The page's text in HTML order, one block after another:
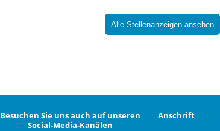
Alle Stellenanzeigen ansehen
Besuchen Sie uns auch auf unseren
Social-Media-Kanälen
Anschrift